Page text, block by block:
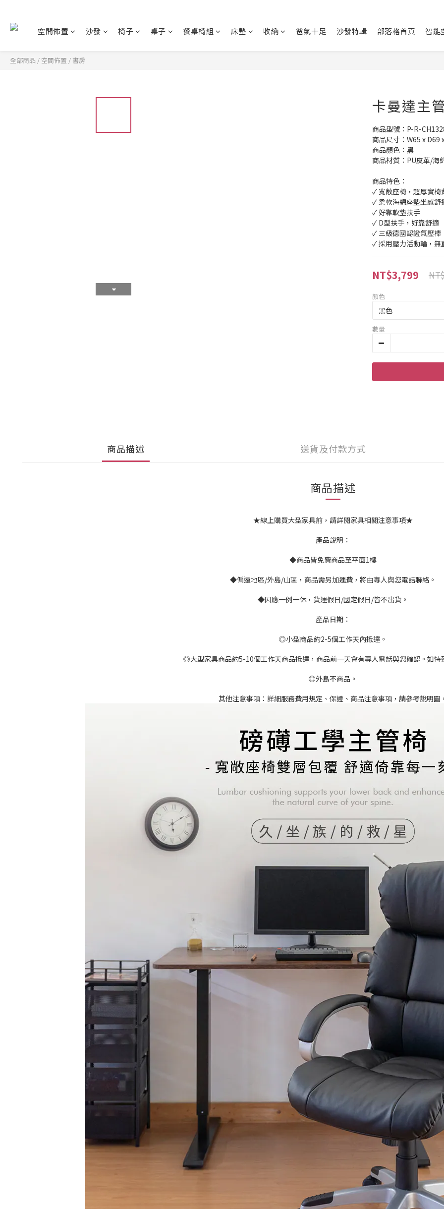
空間佈置 沙發 椅子 桌子 餐桌椅組 床墊 收納 爸氣十足 沙發特輯 部落格首頁 智能
全部商品 / 空間佈置 / 書房
卡曼達主
商品型號：P-R-
商品尺寸：W65 x D69
商品顏色：黑
商品材質：PU皮革/海
商品特色：
✓ 寬敞座椅，超厚實椅
✓ 柔軟海綿座墊坐感舒
✓ 好靠軟墊扶手
✓ D型扶手，好靠舒適
✓ 三級德國認證氣壓棒
✓ 採用壓力活動輪，無
NT$3,799
顏色
數量
商品描述 送貨及付款方式
商品描述
★線上購買大型家具前，請詳閱家具相關注意事項★
產品說明：
◆商品皆免費商品至平面1樓
◆偏遠地區/外島/山區，商品需另加運費，將由專人與您電話聯絡。
◆因應一例一休，貨運假日/國定假日/皆不出貨。
產品日期：
◎小型商品約2-5個工作天內抵達。
◎大型家具商品約5-10個工作天商品抵達，商品前一天會有專人電話與您確認。如特
◎外島不商品。
其他注意事項：詳細服務費用規定、保證、商品注意事項，請參考說明圖